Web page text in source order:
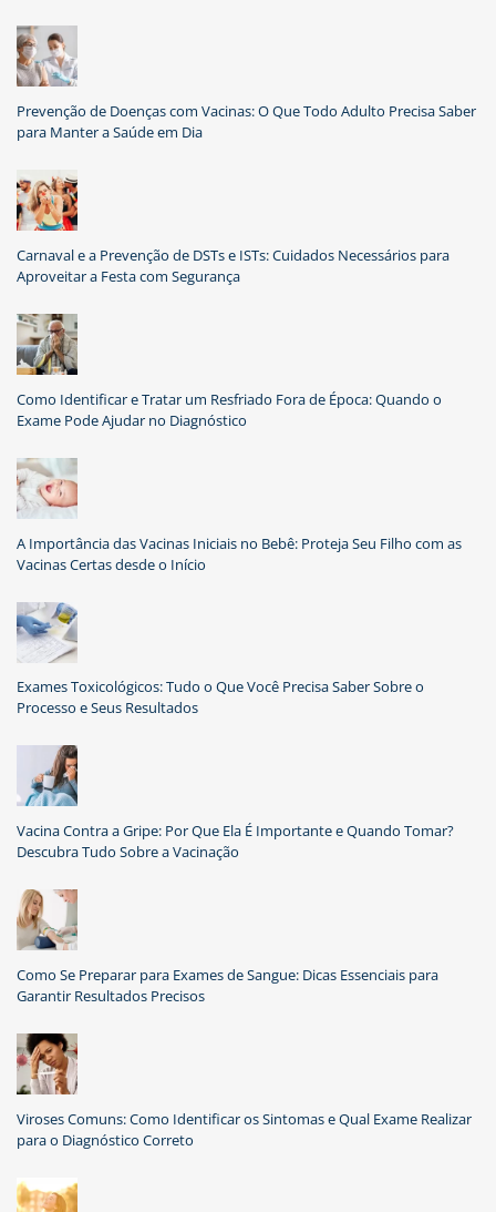
Prevenção de Doenças com Vacinas: O Que Todo Adulto Precisa Saber
para Manter a Saúde em Dia
Carnaval e a Prevenção de DSTs e ISTs: Cuidados Necessários para
Aproveitar a Festa com Segurança
Como Identificar e Tratar um Resfriado Fora de Época: Quando o
Exame Pode Ajudar no Diagnóstico
A Importância das Vacinas Iniciais no Bebê: Proteja Seu Filho com as
Vacinas Certas desde o Início
Exames Toxicológicos: Tudo o Que Você Precisa Saber Sobre o
Processo e Seus Resultados
Vacina Contra a Gripe: Por Que Ela É Importante e Quando Tomar?
Descubra Tudo Sobre a Vacinação
Como Se Preparar para Exames de Sangue: Dicas Essenciais para
Garantir Resultados Precisos
Viroses Comuns: Como Identificar os Sintomas e Qual Exame Realizar
para o Diagnóstico Correto